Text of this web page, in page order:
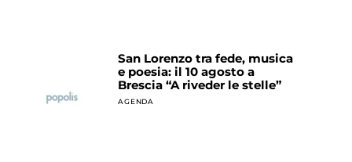
San Lorenzo tra fede, musica
e poesia: il 10 agosto a
Brescia “A riveder le stelle”
AGENDA